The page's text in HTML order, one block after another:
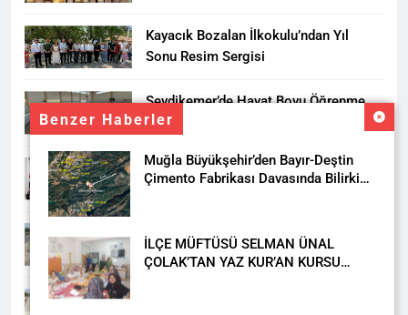
Benzer Haberler
Muğla Büyükşehir’den Bayır-Deştin
Çimento Fabrikası Davasında Bilirkişi
İLÇE MÜFTÜSÜ SELMAN ÜNAL
ÇOLAK’TAN YAZ KUR’AN KURSU
Kayacık Bozalan İlkokulu’ndan Yıl
Sonu Resim Sergisi
Seydikemer’de Hayat Boyu Öğrenme
Haftası Kadıköy Sergisiyle Başladı
DALAMAN KENT PARK PROJESİ İÇİN
BAŞKAN DURMUŞ’A YETKİ VERİLDİ
Seydikemer’de Akçay Deresi Tepkisi
Büyüyor: “Yetkililer Vatandaşın Sesini
Duysun”